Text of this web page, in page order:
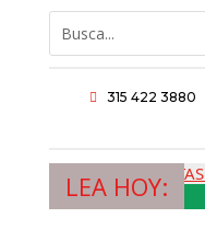
 315 422 3880
LEA HOY:
LAS